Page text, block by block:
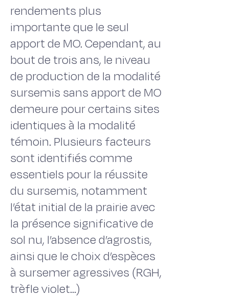
rendements plus
importante que le seul
apport de MO. Cependant, au
bout de trois ans, le niveau
de production de la modalité
sursemis sans apport de MO
demeure pour certains sites
identiques à la modalité
témoin. Plusieurs facteurs
sont identifiés comme
essentiels pour la réussite
du sursemis, notamment
l’état initial de la prairie avec
la présence significative de
sol nu, l’absence d’agrostis,
ainsi que le choix d’espèces
à sursemer agressives (RGH,
trèfle violet…)